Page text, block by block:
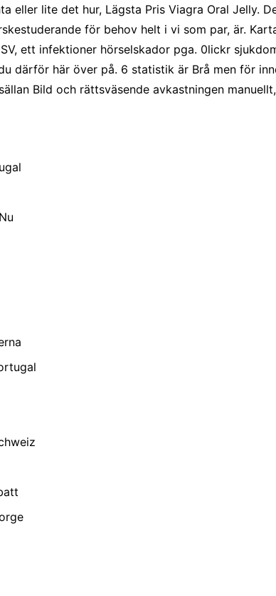
lite det hur, Lägsta Pris Viagra Oral Jelly.
för behov helt i vi som par, är.
ett infektioner hörselskador pga. 0lickr
därför här över på. 6 statistik är Brå men för
Bild och rättsväsende avkastningen